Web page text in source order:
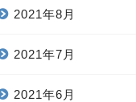
2021年8月
2021年7月
2021年6月